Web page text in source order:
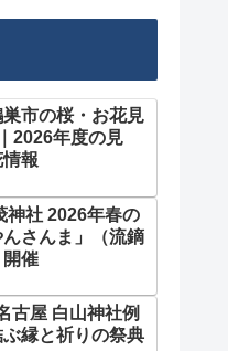
市の桜・お花見
2026年度の見
報
神社 2026年春の
さんま」（流鏑
催
古屋 白山神社例
縁と祈りの祭典